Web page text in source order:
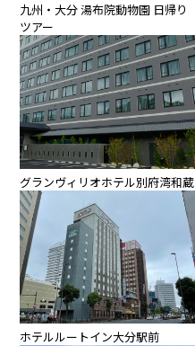
九州・大分 湯布院動物園 日帰り
ツアー
グランヴィリオホテル別府湾和蔵
ホテルルートイン大分駅前